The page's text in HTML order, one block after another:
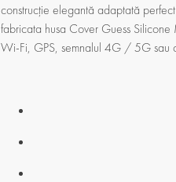
construcție elegantă adaptată
fabricata husa Cover Guess
Wi-Fi, GPS, semnalul 4G / 5G sau